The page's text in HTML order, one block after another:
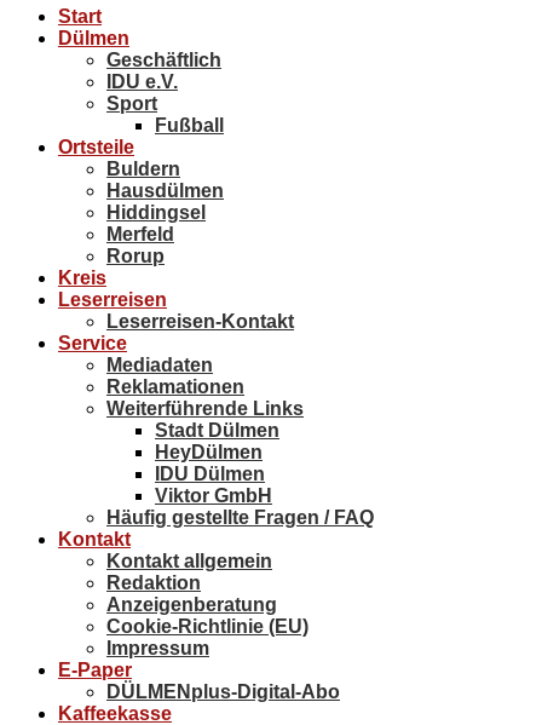
Start
Dülmen
Geschäftlich
IDU e.V.
Sport
Fußball
Ortsteile
Buldern
Hausdülmen
Hiddingsel
Merfeld
Rorup
Kreis
Leserreisen
Leserreisen-Kontakt
Service
Mediadaten
Reklamationen
Weiterführende Links
Stadt Dülmen
HeyDülmen
IDU Dülmen
Viktor GmbH
Häufig gestellte Fragen / FAQ
Kontakt
Kontakt allgemein
Redaktion
Anzeigenberatung
Cookie-Richtlinie (EU)
Impressum
E-Paper
DÜLMENplus-Digital-Abo
Kaffeekasse